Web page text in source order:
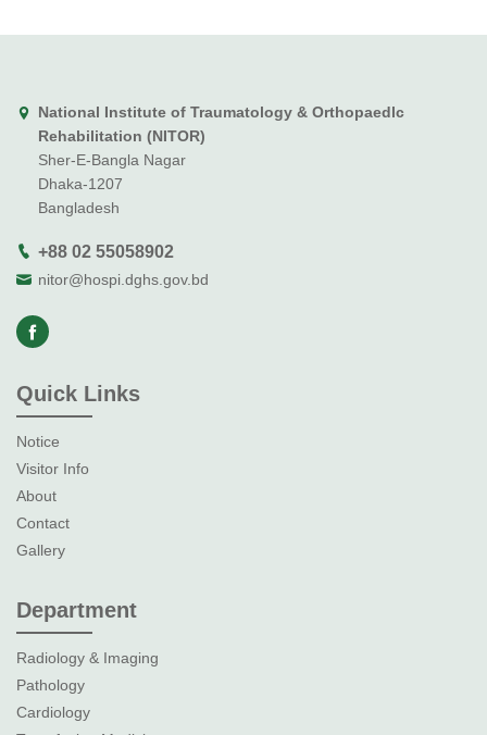
National Institute of Traumatology & Orthopaedlc
Rehabilitation (NITOR)
Sher-E-Bangla Nagar
Dhaka-1207
Bangladesh
+88 02 55058902
nitor@hospi.dghs.gov.bd
Quick Links
Notice
Visitor Info
About
Contact
Gallery
Department
Radiology & Imaging
Pathology
Cardiology